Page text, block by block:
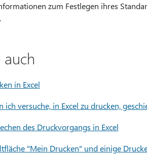
zum Festlegen ihres
.
auch
in Excel
ich versuche, in Excel zu drucken,
des Druckvorgangs in Excel
"Mein Drucken" und einige